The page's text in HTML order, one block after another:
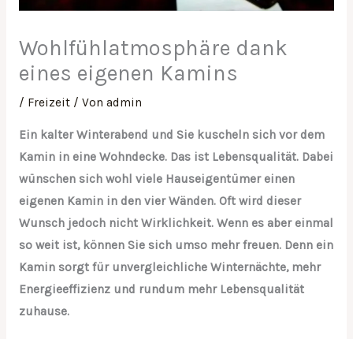
Wohlfühlatmosphäre dank
eines eigenen Kamins
/ Freizeit/ Von admin
Ein kalter Winterabend und Sie kuscheln sich vor dem
Kamin in eine Wohndecke. Das ist Lebensqualität. Dabei
wünschen sich wohl viele Hauseigentümer einen
eigenen Kamin in den vier Wänden. Oft wird dieser
Wunsch jedoch nicht Wirklichkeit. Wenn es aber einmal
so weit ist, können Sie sich umso mehr freuen. Denn ein
Kamin sorgt für unvergleichliche Winternächte, mehr
Energieeffizienz und rundum mehr Lebensqualität
zuhause.